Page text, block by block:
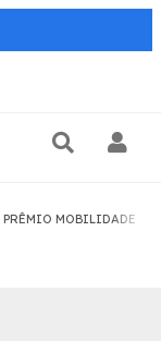
PRÊMIO MOBILIDADE